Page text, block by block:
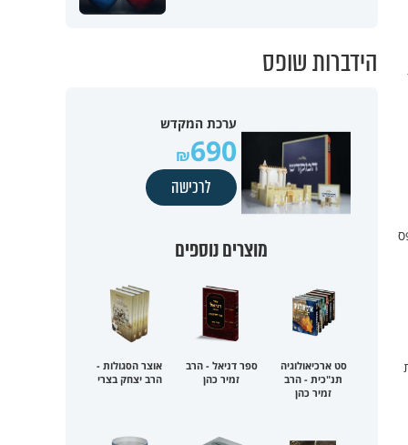
הידברות שופס
ערכת המקדש
690
לרכישה
מוצרים נוספים
סט ארכיאולוגיה
תנ"כית - הרב
זמיר כהן
ספר דניאל - הרב
זמיר כהן
אוצר הסגולות -
הרב יצחק בצרי